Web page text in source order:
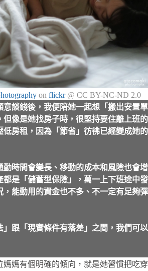
on flickr@ CC BY-NC-ND 2.0
意談錢後，我便陪她一起想「搬出安置單
但像是她找房子時，很堅持要住離上班的
低房租，因為「節省」彷彿已經變成她的
勤時間會變長、移動的成本和風險也會增
都是「儲蓄型保險」，萬一上下班途中發
，能動用的資金也不多、不一定有足夠彈
」跟「現實條件有落差」之間，我們可以
媽媽有個明確的傾向，就是她習慣把吃穿